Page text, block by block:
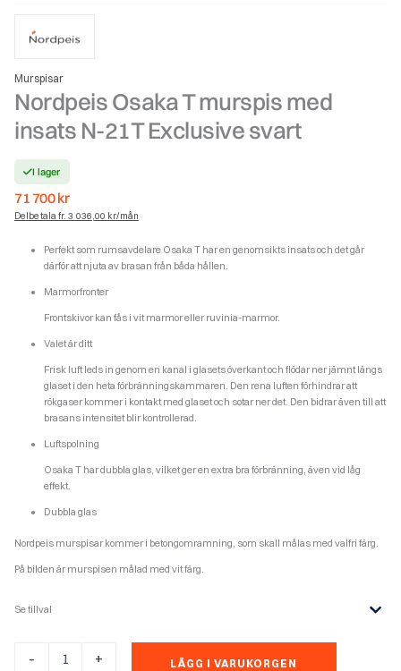
Murspisar
Nordpeis Osaka T murspis med
insats N-21T Exclusive svart
I lager
71 700kr
Delbetala fr. 3 036,00 kr/mån
Perfekt som rumsavdelare Osaka T har en genomsikts insats och det går
därför att njuta av brasan från båda hållen.
Marmorfronter
Frontskivor kan fås i vit marmor eller ruvinia-marmor.
Valet är ditt
Frisk luft leds in genom en kanal i glasets överkant och flödar ner jämnt längs
glaset i den heta förbränningskammaren. Den rena luften förhindrar att
rökgaser kommer i kontakt med glaset och sotar ner det. Den bidrar även till att
brasans intensitet blir kontrollerad.
Luftspolning
Osaka T har dubbla glas, vilket ger en extra bra förbränning, även vid låg
effekt.
Dubbla glas
Nordpeis murspisar kommer i betongomramning, som skall målas med valfri färg.
På bilden är murspisen målad med vit färg.
Se tillval
- + LÄGG I VARUKORGEN